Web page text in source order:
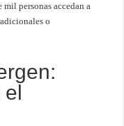
personas accedan a
o